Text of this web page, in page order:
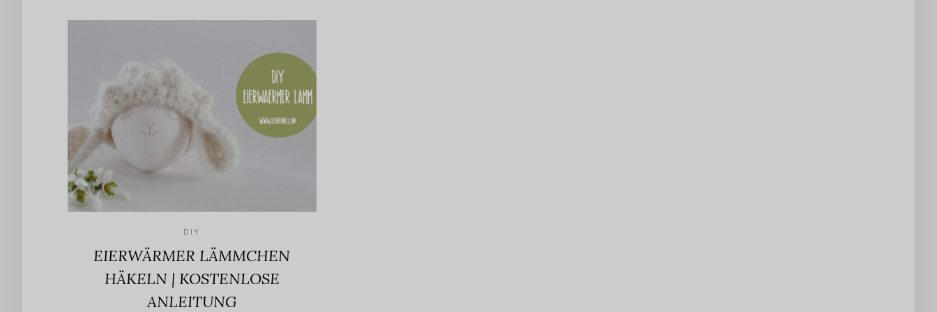
DIY
EIERWÄRMER LÄMMCHEN
HÄKELN | KOSTENLOSE
ANLEITUNG